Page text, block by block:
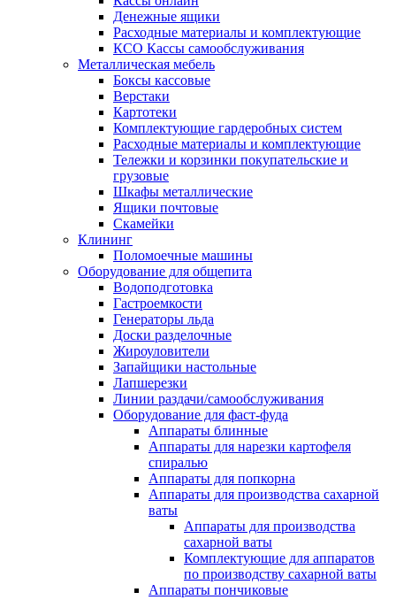
Денежные ящики
Расходные материалы и комплектующие
КСО Кассы самообслуживания
Металлическая мебель
Боксы кассовые
Верстаки
Картотеки
Комплектующие гардеробных систем
Расходные материалы и комплектующие
Тележки и корзинки покупательские и
грузовые
Шкафы металлические
Ящики почтовые
Скамейки
Клининг
Поломоечные машины
Оборудование для общепита
Водоподготовка
Гастроемкости
Генераторы льда
Доски разделочные
Жироуловители
Запайщики настольные
Лапшерезки
Линии раздачи/самообслуживания
Оборудование для фаст-фуда
Аппараты блинные
Аппараты для нарезки картофеля
спиралью
Аппараты для попкорна
Аппараты для производства сахарной
ваты
Аппараты для производства
сахарной ваты
Комплектующие для аппаратов
по производству сахарной ваты
Аппараты пончиковые